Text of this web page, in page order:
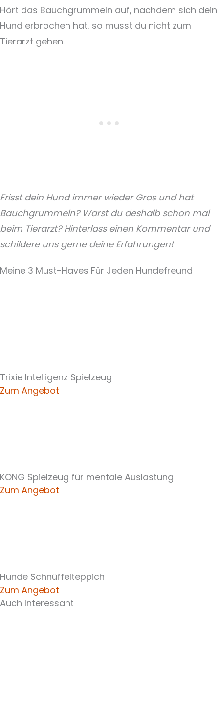
Hört das Bauchgrummeln auf, nachdem sich dein
Hund erbrochen hat, so musst du nicht zum
Tierarzt gehen.
Frisst dein Hund immer wieder Gras und hat
Bauchgrummeln? Warst du deshalb schon mal
beim Tierarzt? Hinterlass einen Kommentar und
schildere uns gerne deine Erfahrungen!
Meine 3 Must-Haves Für Jeden Hundefreund​
Trixie Intelligenz Spielzeug
Zum Angebot
KONG Spielzeug für mentale Auslastung
Zum Angebot
Hunde Schnüffelteppich
Zum Angebot
Auch Interessant